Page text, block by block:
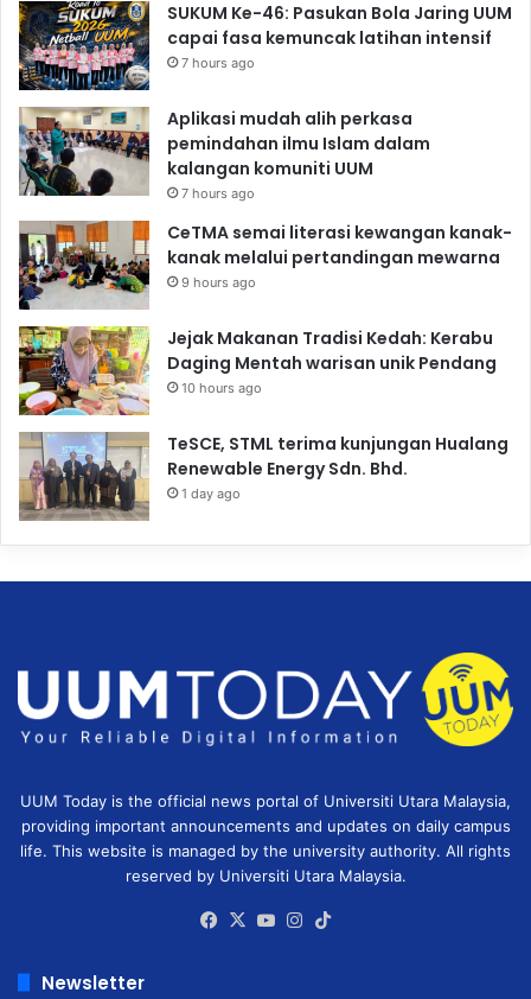
SUKUM Ke-46: Pasukan Bola Jaring UUM
capai fasa kemuncak latihan intensif
7 hours ago
Aplikasi mudah alih perkasa
pemindahan ilmu Islam dalam
kalangan komuniti UUM
7 hours ago
CeTMA semai literasi kewangan kanak-
kanak melalui pertandingan mewarna
9 hours ago
Jejak Makanan Tradisi Kedah: Kerabu
Daging Mentah warisan unik Pendang
10 hours ago
TeSCE, STML terima kunjungan Hualang
Renewable Energy Sdn. Bhd.
1 day ago
UUM Today is the official news portal of Universiti Utara Malaysia,
providing important announcements and updates on daily campus
life. This website is managed by the university authority. All rights
reserved by Universiti Utara Malaysia.
Facebook
X YouTubeInstagram
Newsletter